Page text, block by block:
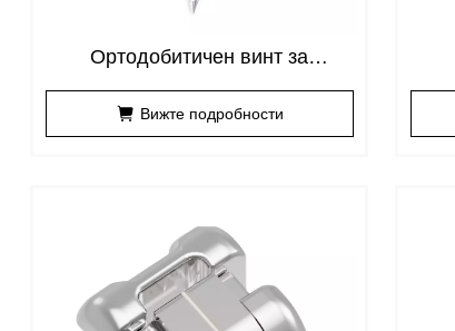
Ортодобитичен винт за
закрепване
Вижте подробности